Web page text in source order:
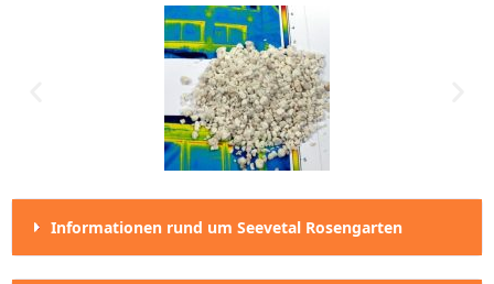
Informationen rund um Seevetal Rosengarten